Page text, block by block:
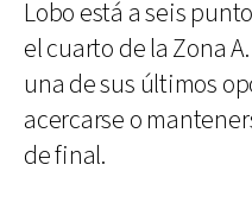
Lobo está a seis
el cuarto de la Zona
una de sus últimos
acercarse o
de final.